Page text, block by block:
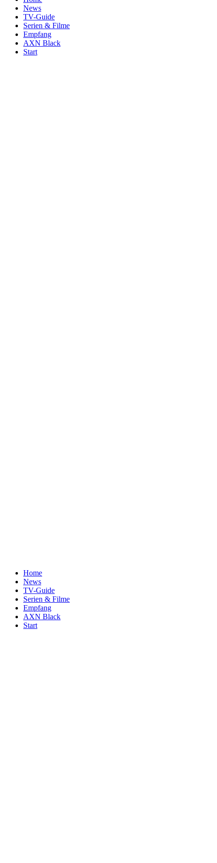
News
TV-Guide
Serien & Filme
Empfang
AXN Black
Start
Home
News
TV-Guide
Serien & Filme
Empfang
AXN Black
Start